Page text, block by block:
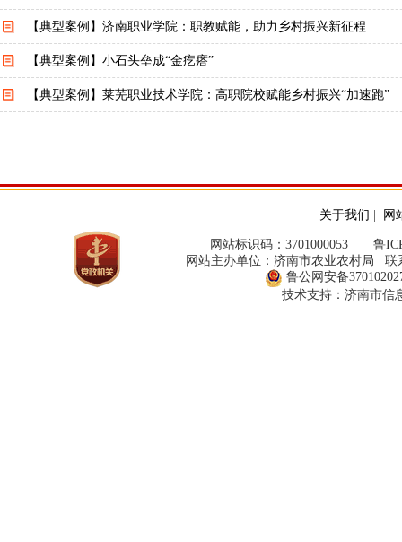
【典型案例】济南职业学院：职教赋能，助力乡村振兴新征程
【典型案例】小石头垒成“金疙瘩”
【典型案例】莱芜职业技术学院：高职院校赋能乡村振兴“加速跑”
关于我们 网
网站标识码：3701000053 鲁
网站主办单位：济南市农业农村局 联
鲁公网安备
技术支持：济南市信